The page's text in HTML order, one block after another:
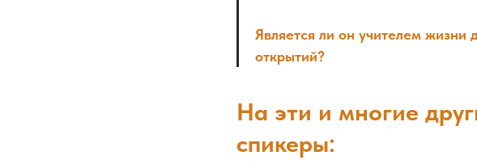
Является ли он учителем жизни
открытий?
На эти и многие
спикеры: